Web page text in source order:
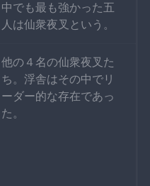
中でも最も強かった五
人は仙衆夜叉という。
他の４名の仙衆夜叉た
ち。浮舎はその中でリ
ーダー的な存在であっ
た。